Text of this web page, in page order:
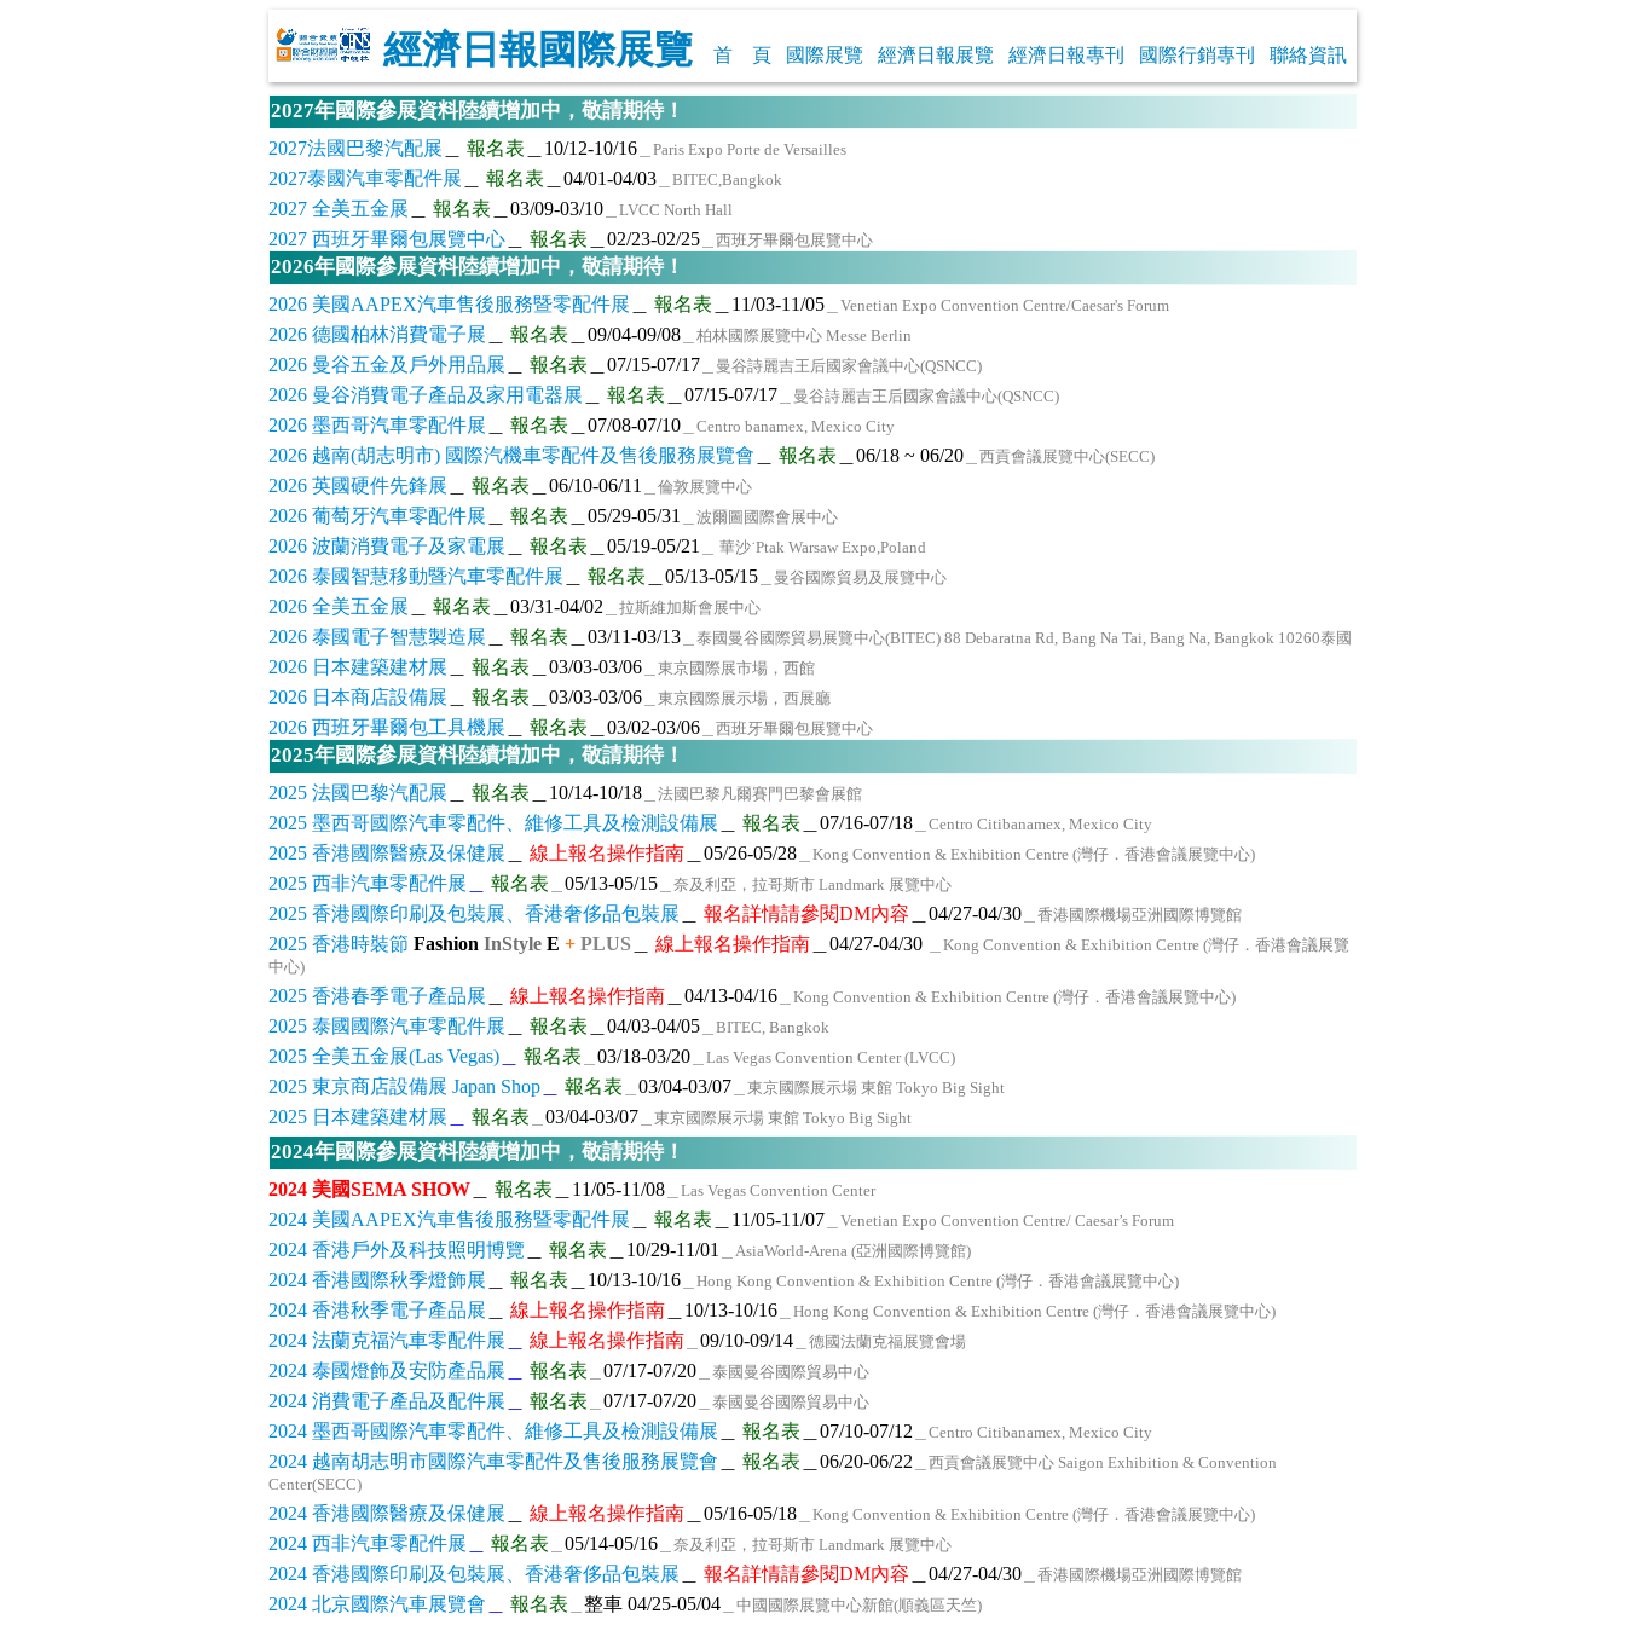
經濟日報國際展覽 首 頁 國際展覽 經濟日報展覽 經濟日報專刊 國際行銷專刊 聯絡資訊
2027年國際參展資料陸續增加中，敬請期待！
2027法國巴黎汽配展 報名表 ＿10/12-10/16 ＿Paris Expo Porte de Versailles
2027泰國汽車零配件展 報名表 ＿04/01-04/03 ＿BITEC,Bangkok
2027 全美五金展 報名表 ＿03/09-03/10 ＿LVCC North Hall
2027 西班牙畢爾包展覽中心 報名表 ＿02/23-02/25 ＿西班牙畢爾包展覽中心
2026年國際參展資料陸續增加中，敬請期待！
2026 美國AAPEX汽車售後服務暨零配件展 報名表 ＿11/03-11/05 ＿Venetian Expo Convention Centre/Caesar's Forum
2026 德國柏林消費電子展 報名表 ＿09/04-09/08 ＿柏林國際展覽中心 Messe Berlin
2026 曼谷五金及戶外用品展 報名表 ＿07/15-07/17 ＿曼谷詩麗吉王后國家會議中心(QSNCC)
2026 曼谷消費電子產品及家用電器展 報名表 ＿07/15-07/17 ＿曼谷詩麗吉王后國家會議中心(QSNCC)
2026 墨西哥汽車零配件展 報名表 ＿07/08-07/10 ＿Centro banamex, Mexico City
2026 越南(胡志明市) 國際汽機車零配件及售後服務展覽會 報名表 ＿06/18 ~ 06/20 ＿西貢會議展覽中心(SECC)
2026 英國硬件先鋒展 報名表 ＿06/10-06/11 ＿倫敦展覽中心
2026 葡萄牙汽車零配件展 報名表 ＿05/29-05/31 ＿波爾圖國際會展中心
2026 波蘭消費電子及家電展 報名表 ＿05/19-05/21 ＿ 華沙˙Ptak Warsaw Expo,Poland
2026 泰國智慧移動暨汽車零配件展 報名表 ＿05/13-05/15 ＿曼谷國際貿易及展覽中心
2026 全美五金展 報名表 ＿03/31-04/02 ＿拉斯維加斯會展中心
2026 泰國電子智慧製造展 報名表 ＿03/11-03/13 ＿泰國曼谷國際貿易展覽中心(BITEC) 88 Debaratna Rd, Bang Na Tai, Bang Na, Bangkok 10260泰國
2026 日本建築建材展 報名表 ＿03/03-03/06 ＿東京國際展市場，西館
2026 日本商店設備展 報名表 ＿03/03-03/06 ＿東京國際展示場，西展廳
2026 西班牙畢爾包工具機展 報名表 ＿03/02-03/06 ＿西班牙畢爾包展覽中心
2025年國際參展資料陸續增加中，敬請期待！
2025 法國巴黎汽配展 報名表 ＿10/14-10/18 ＿法國巴黎凡爾賽門巴黎會展館
2025 墨西哥國際汽車零配件、維修工具及檢測設備展 報名表 ＿07/16-07/18 ＿Centro Citibanamex, Mexico City
2025 香港國際醫療及保健展 線上報名操作指南 ＿05/26-05/28 ＿Kong Convention & Exhibition Centre (灣仔．香港會議展覽中心)
2025 西非汽車零配件展 報名表 05/13-05/15 ＿奈及利亞，拉哥斯市 Landmark 展覽中心
2025 香港國際印刷及包裝展、香港奢侈品包裝展 報名詳情請參閱DM內容 ＿04/27-04/30 ＿香港國際機場亞洲國際博覽館
2025 香港時裝節 Fashion InStyle E + PLUS 線上報名操作指南 ＿04/27-04/30
＿Kong Convention & Exhibition Centre (灣仔．香港會議展覽
中心)
2025 香港春季電子產品展 線上報名操作指南 ＿04/13-04/16 ＿Kong Convention & Exhibition Centre (灣仔．香港會議展覽中心)
2025 泰國國際汽車零配件展 報名表 ＿04/03-04/05 ＿BITEC, Bangkok
2025 全美五金展(Las Vegas) 報名表 03/18-03/20 ＿Las Vegas Convention Center (LVCC)
2025 東京商店設備展 Japan Shop 報名表 03/04-03/07 ＿東京國際展示場 東館 Tokyo Big Sight
2025 日本建築建材展 報名表 03/04-03/07 ＿東京國際展示場 東館 Tokyo Big Sight
2024年國際參展資料陸續增加中，敬請期待！
2024 美國SEMA SHOW 報名表 ＿11/05-11/08 ＿Las Vegas Convention Center
2024 美國AAPEX汽車售後服務暨零配件展 報名表 ＿11/05-11/07 ＿Venetian Expo Convention Centre/ Caesar’s Forum
2024 香港戶外及科技照明博覽 報名表 ＿10/29-11/01 ＿AsiaWorld-Arena (亞洲國際博覽館)
2024 香港國際秋季燈飾展 報名表 ＿10/13-10/16 ＿Hong Kong Convention & Exhibition Centre (灣仔．香港會議展覽中心)
2024 香港秋季電子產品展 線上報名操作指南 ＿10/13-10/16 ＿Hong Kong Convention & Exhibition Centre (灣仔．香港會議展覽中心)
2024 法蘭克福汽車零配件展 線上報名操作指南 09/10-09/14 ＿德國法蘭克福展覽會場
2024 泰國燈飾及安防產品展 報名表 07/17-07/20 ＿泰國曼谷國際貿易中心
2024 消費電子產品及配件展 報名表 07/17-07/20 ＿泰國曼谷國際貿易中心
2024 墨西哥國際汽車零配件、維修工具及檢測設備展 報名表 ＿07/10-07/12 ＿Centro Citibanamex, Mexico City
2024 越南胡志明市國際汽車零配件及售後服務展覽會 報名表 ＿06/20-06/22 ＿西貢會議展覽中心 Saigon Exhibition & Convention
Center(SECC)
2024 香港國際醫療及保健展 線上報名操作指南 ＿05/16-05/18 ＿Kong Convention & Exhibition Centre (灣仔．香港會議展覽中心)
2024 西非汽車零配件展 報名表 05/14-05/16 ＿奈及利亞，拉哥斯市 Landmark 展覽中心
2024 香港國際印刷及包裝展、香港奢侈品包裝展 報名詳情請參閱DM內容 ＿04/27-04/30 ＿香港國際機場亞洲國際博覽館
2024 北京國際汽車展覽會 報名表 整車 04/25-05/04 ＿中國國際展覽中心新館(順義區天竺)